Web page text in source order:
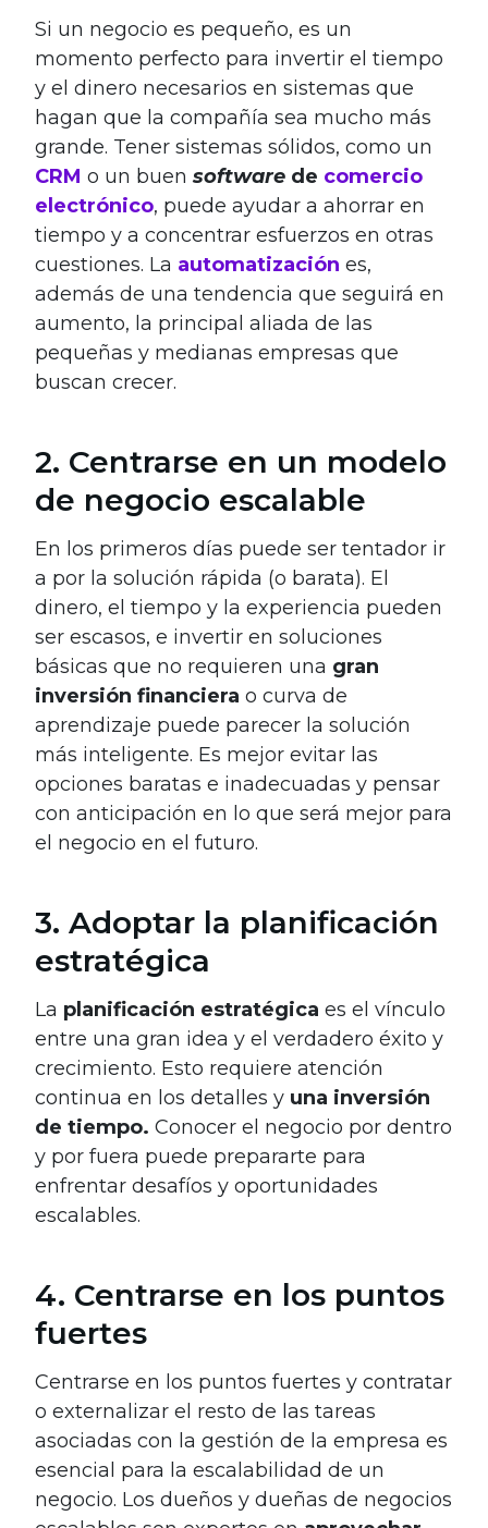
Si un negocio es pequeño, es un
momento perfecto para invertir el tiempo
y el dinero necesarios en sistemas que
hagan que la compañía sea mucho más
grande. Tener sistemas sólidos, como un
CRM o un buen software de comercio
electrónico, puede ayudar a ahorrar en
tiempo y a concentrar esfuerzos en otras
cuestiones. La automatización es,
además de una tendencia que seguirá en
aumento, la principal aliada de las
pequeñas y medianas empresas que
buscan crecer.
2. Centrarse en un modelo
de negocio escalable
En los primeros días puede ser tentador ir
a por la solución rápida (o barata). El
dinero, el tiempo y la experiencia pueden
ser escasos, e invertir en soluciones
básicas que no requieren una gran
inversión financiera o curva de
aprendizaje puede parecer la solución
más inteligente. Es mejor evitar las
opciones baratas e inadecuadas y pensar
con anticipación en lo que será mejor para
el negocio en el futuro.
3. Adoptar la planificación
estratégica
La planificación estratégica es el vínculo
entre una gran idea y el verdadero éxito y
crecimiento. Esto requiere atención
continua en los detalles y una inversión
de tiempo. Conocer el negocio por dentro
y por fuera puede prepararte para
enfrentar desafíos y oportunidades
escalables.
4. Centrarse en los puntos
fuertes
Centrarse en los puntos fuertes y contratar
o externalizar el resto de las tareas
asociadas con la gestión de la empresa es
esencial para la escalabilidad de un
negocio. Los dueños y dueñas de negocios